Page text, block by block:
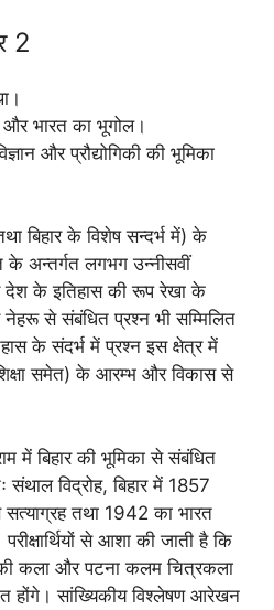
2
और भारत का भूगोल।
और प्रौद्योगिकी की भूमिका
बिहार के विशेष सन्दर्भ में) के
के अन्तर्गत लगभग उन्नीसवीं
देश के इतिहास की रूप रेखा के
नेहरू से संबंधित प्रश्न भी सम्मिलित
के संदर्भ में प्रश्न इस क्षेत्र में
शिक्षा समेत) के आरम्भ और विकास से
में बिहार की भूमिका से संबंधित
विद्रोह, बिहार में 1857
सत्याग्रह तथा 1942 का भारत
से आशा की जाती है कि
कला और पटना कलम चित्रकला
होंगे। सांख्यिकीय विश्लेषण आरेखन